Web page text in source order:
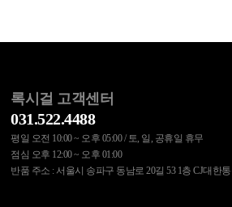
록시걸 고객센터
031.522.4488
평일 오전 10:00 ~ 오후 05:00 / 토, 일, 공휴일 휴무
점심 오후 12:00 ~ 오후 01:00
반품 주소 : 서울시 송파구 동남로 20길 53 1층 CJ대한